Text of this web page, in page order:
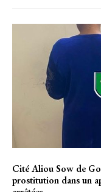
Cité Aliou Sow de
prostitution dans un